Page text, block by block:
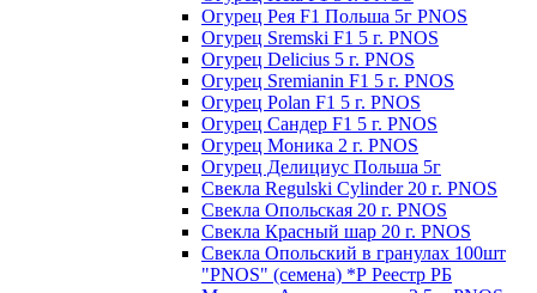
Огурец Рея F1 Польша 5г PNOS
Огурец Sremski F1 5 г. PNOS
Огурец Delicius 5 г. PNOS
Огурец Sremianin F1 5 г. PNOS
Огурец Polan F1 5 г. PNOS
Огурец Сандер F1 5 г. PNOS
Огурец Моника 2 г. PNOS
Огурец Делициус Польша 5г
Свекла Regulski Cylinder 20 г. PNOS
Свекла Опольская 20 г. PNOS
Свекла Красный шар 20 г. PNOS
Свекла Опольский в гранулах 100шт
"PNOS" (семена) *Р Реестр РБ